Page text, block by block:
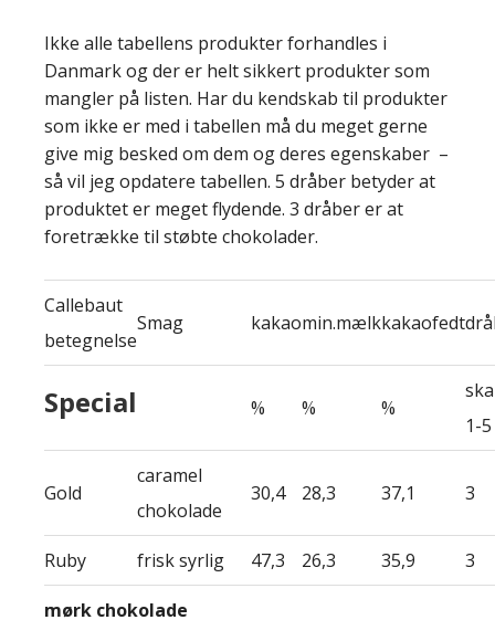
Ikke alle tabellens produkter forhandles i
Danmark og der er helt sikkert produkter som
mangler på listen. Har du kendskab til produkter
som ikke er med i tabellen må du meget gerne
give mig besked om dem og deres egenskaber –
så vil jeg opdatere tabellen. 5 dråber betyder at
produktet er meget flydende. 3 dråber er at
foretrække til støbte chokolader.
Callebaut
betegnelse
Smag kakaomin.mælkkakaofedt
Special % % %
1-5
Gold
caramel
chokolade
30,4 28,3 37,1 3
Ruby frisk syrlig 47,3 26,3 35,9 3
mørk chokolade